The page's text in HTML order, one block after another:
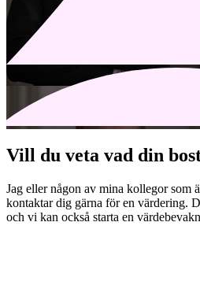
Vill du veta vad din
Jag eller någon av mina kollegor som
kontaktar dig gärna för en värdering.
och vi kan också starta en